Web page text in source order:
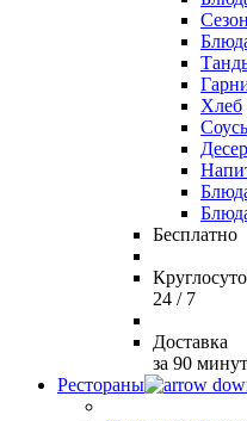
Хлеб
Бесплатно
24 / 7
Доставка
за 90 минут
Рестораны